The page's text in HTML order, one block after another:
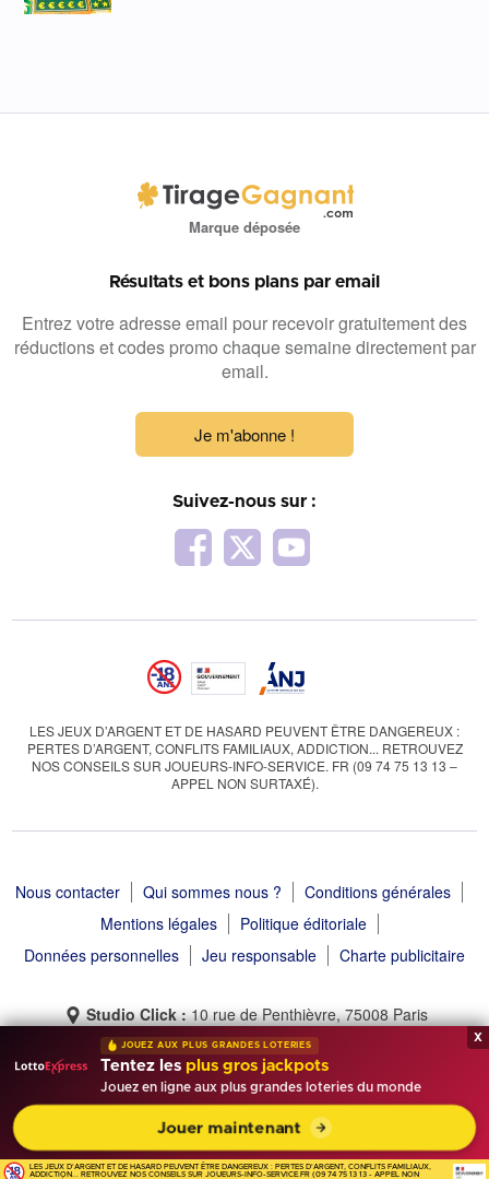
Marque déposée
Résultats et bons plans par email
Entrez votre adresse email pour recevoir gratuitement des
réductions et codes promo chaque semaine directement par
email.
Je m'abonne !
Suivez-nous sur :
LES JEUX D’ARGENT ET DE HASARD PEUVENT ÊTRE DANGEREUX :
PERTES D’ARGENT, CONFLITS FAMILIAUX, ADDICTION... RETROUVEZ
NOS CONSEILS SUR JOUEURS-INFO-SERVICE. FR (09 74 75 13 13 –
APPEL NON SURTAXÉ).
Nous contacter Qui sommes nous ?
Conditions générales
Mentions légales
Politique éditoriale
Données personnelles
Jeu responsable Charte publicitaire
Studio Click :10 rue de Penthièvre, 75008 Paris
Tirage Gagnant © 2013 - 2026 - Tous droits réservés
x
JOUEZ AUX PLUS GRANDES LOTERIES
Tentez les plus gros jackpots
Jouez en ligne aux plus grandes loteries du monde
Jouer maintenant
LES JEUX D'ARGENT ET DE HASARD PEUVENT ÊTRE DANGEREUX : PERTES D'ARGENT, CONFLITS FAMILIAUX,
ADDICTION... RETROUVEZ NOS CONSEILS SUR JOUEURS-INFO-SERVICE.FR (09 74 75 13 13 - APPEL NON